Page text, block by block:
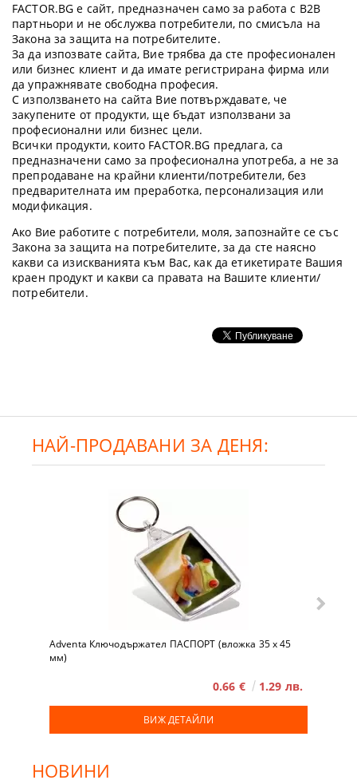
FACTOR.BG е сайт, предназначен само за работа с B2B
партньори и не обслужва потребители, по смисъла на
Закона за защита на потребителите.
За да изпозвате сайта, Вие трябва да сте професионален
или бизнес клиент и да имате регистрирана фирма или
да упражнявате свободна професия.
С използването на сайта Вие потвърждавате, че
закупените от продукти, ще бъдат използвани за
професионални или бизнес цели.
Всички продукти, които FACTOR.BG предлага, са
предназначени само за професионална употреба, а не за
препродаване на крайни клиенти/потребители, без
предварителната им преработка, персонализация или
модификация.
Ако Вие работите с потребители, моля, запознайте се със
Закона за защита на потребителите, за да сте наясно
какви са изискванията към Вас, как да етикетирате Вашия
краен продукт и какви са правата на Вашите клиенти/
потребители.
НАЙ-ПРОДАВАНИ ЗА ДЕНЯ:
Adventa Ключодържател ПАСПОРТ (вложка 35 x 45
мм)
0.66 € 1.29 лв.
ВИЖ ДЕТАЙЛИ
НОВИНИ